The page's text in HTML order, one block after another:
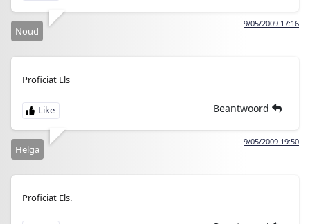
9/05/2009 17:16
Noud
Proficiat Els
Beantwoord
9/05/2009 19:50
Helga
Proficiat Els.